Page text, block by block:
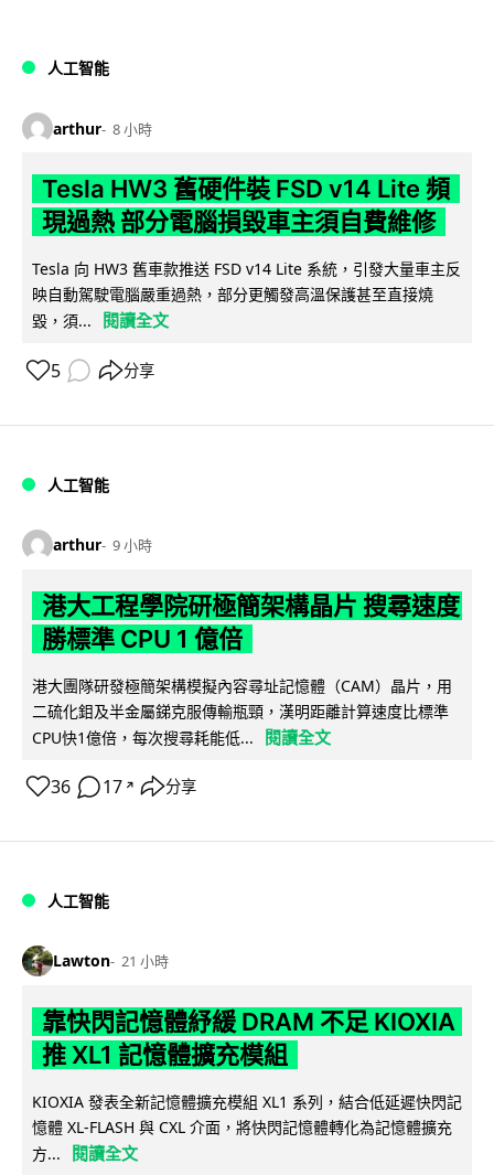
人工智能
arthur 8 小時
Tesla HW3 舊硬件裝 FSD v14 Lite 頻
現過熱 部分電腦損毀車主須自費維修
Tesla 向 HW3 舊車款推送 FSD v14 Lite 系統，引發大量車主反
映自動駕駛電腦嚴重過熱，部分更觸發高溫保護甚至直接燒
毀，須...
閱讀全文
5 分享
人工智能
arthur 9 小時
港大工程學院研極簡架構晶片 搜尋速度
勝標準 CPU 1 億倍
港大團隊研發極簡架構模擬內容尋址記憶體（CAM）晶片，用
二硫化鉬及半金屬銻克服傳輸瓶頸，漢明距離計算速度比標準
CPU快1億倍，每次搜尋耗能低...
閱讀全文
36 17 ↗ 分享
人工智能
Lawton 21 小時
靠快閃記憶體紓緩 DRAM 不足 KIOXIA
推 XL1 記憶體擴充模組
KIOXIA 發表全新記憶體擴充模組 XL1 系列，結合低延遲快閃記
憶體 XL-FLASH 與 CXL 介面，將快閃記憶體轉化為記憶體擴充
方...
閱讀全文